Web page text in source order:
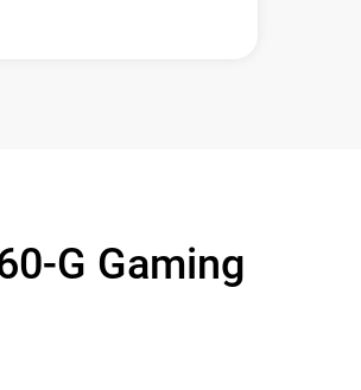
G Gaming